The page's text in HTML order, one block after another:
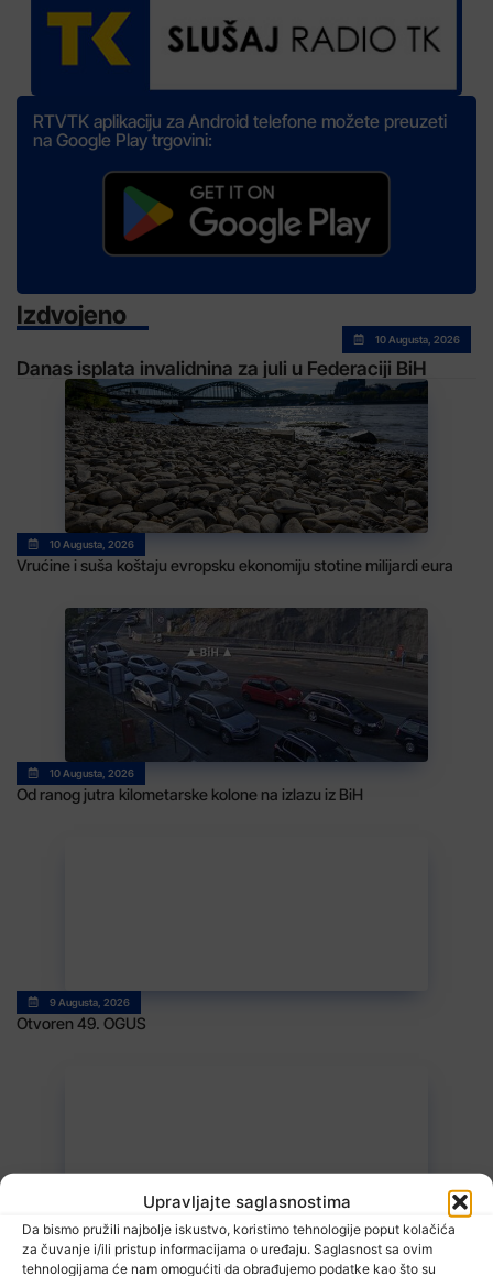
Upravljajte saglasnostima
Da bismo pružili najbolje iskustvo, koristimo tehnologije poput kolačića
za čuvanje i/ili pristup informacijama o uređaju. Saglasnost sa ovim
tehnologijama će nam omogućiti da obrađujemo podatke kao što su
RTVTK aplikaciju za Android telefone možete preuzeti
na Google Play trgovini:
Izdvojeno
10 Augusta, 2026
Danas isplata invalidnina za juli u Federaciji BiH
10 Augusta, 2026
Vrućine i suša koštaju evropsku ekonomiju stotine milijardi eura
10 Augusta, 2026
Od ranog jutra kilometarske kolone na izlazu iz BiH
9 Augusta, 2026
Otvoren 49. OGUS
9 Augusta, 2026
Radovi teku po planu: Završen Laboratorijski kompleks Mašinskog
fakulteta UNTZ